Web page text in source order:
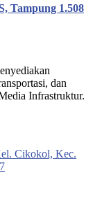
Tampung 1.508
dan
Infrastruktur.
Cikokol, Kec.